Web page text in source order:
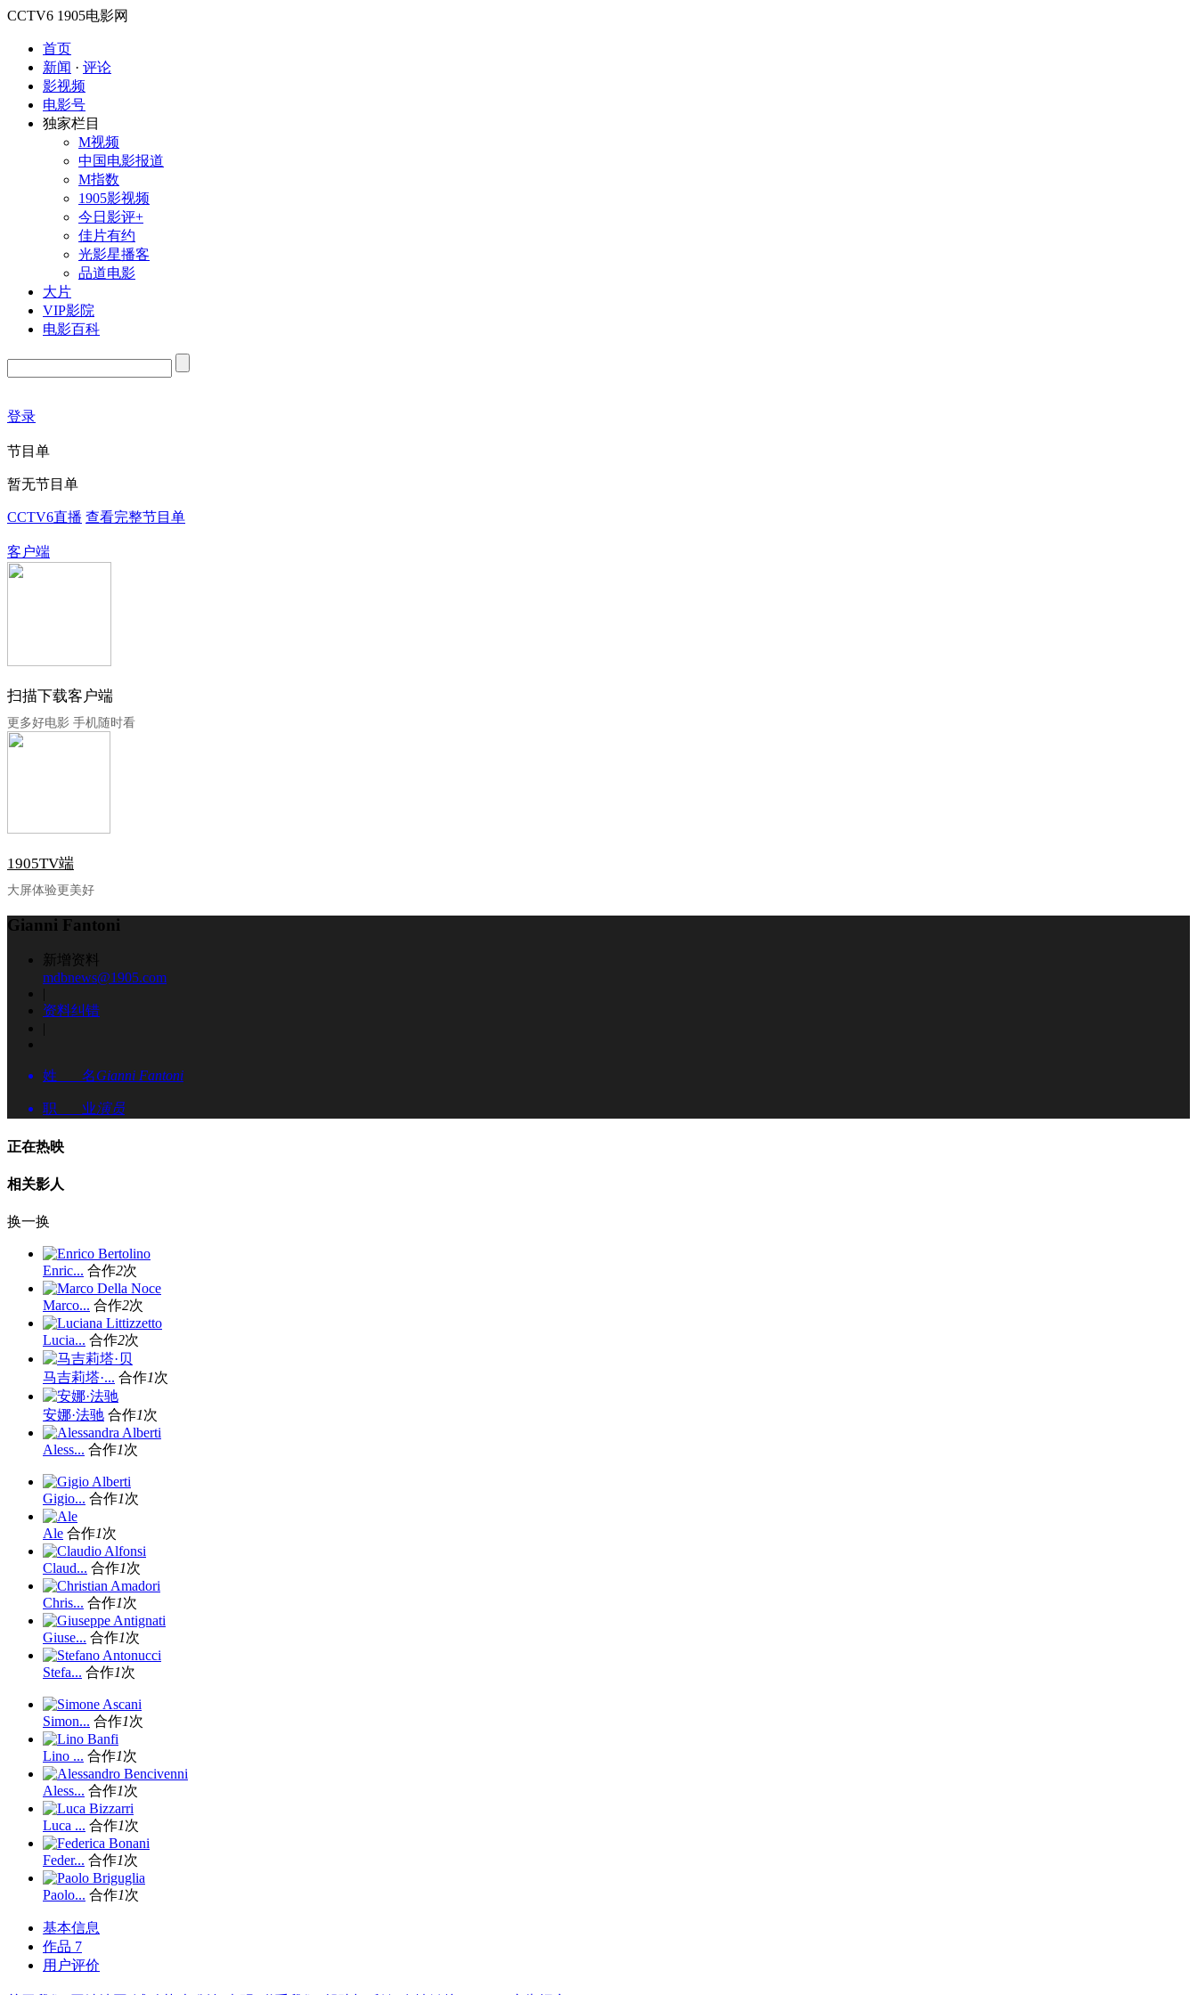
CCTV6 1905电影网
首页
新闻 · 评论
影视频
电影号
独家栏目
M视频
中国电影报道
M指数
1905影视频
今日影评+
佳片有约
光影星播客
品道电影
大片
VIP影院
电影百科
登录
节目单
暂无节目单
CCTV6直播 查看完整节目单
客户端
扫描下载客户端
更多好电影 手机随时看
1905TV端
大屏体验更美好
Gianni Fantoni
新增资料
mdbnews@1905.com
|
资料纠错
|
姓 名Gianni Fantoni
职 业演员
正在热映
相关影人
换一换
Enric... 合作2次
Marco... 合作2次
Lucia... 合作2次
马吉莉塔·... 合作1次
安娜·法驰 合作1次
Aless... 合作1次
Gigio... 合作1次
Ale 合作1次
Claud... 合作1次
Chris... 合作1次
Giuse... 合作1次
Stefa... 合作1次
Simon... 合作1次
Lino ... 合作1次
Aless... 合作1次
Luca ... 合作1次
Feder... 合作1次
Paolo... 合作1次
基本信息
作品 7
用户评价